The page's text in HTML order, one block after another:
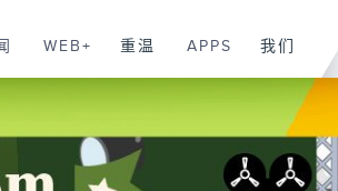
WEB+ 重温 APPS 我们